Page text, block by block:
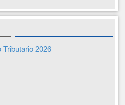
Tributario 2026